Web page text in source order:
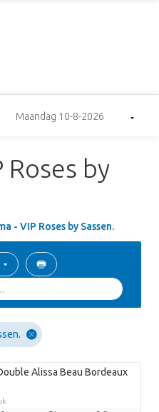
Maandag 10-8-2026
Roses by
- VIP Roses by Sassen.
Alissa Beau Bordeaux